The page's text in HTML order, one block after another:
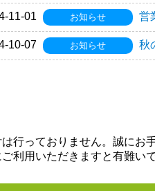
11-01 お知らせ 営
10-07 お知らせ 秋
行っておりません。誠に
利用いただきますと有難いで